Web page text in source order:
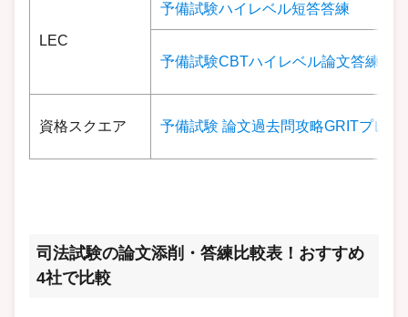
LEC
予備試験ハイレベル短答答練
予備試験CBTハイレベル論文答練
資格スクエア 予備試験 論文過去問攻略GRITプレミ
司法試験の論文添削・答練比較表！おすすめ
4社で比較